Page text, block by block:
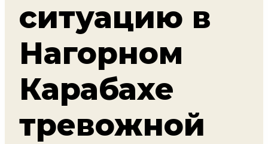
ситуацию в
Нагорном
Карабахе
тревожной